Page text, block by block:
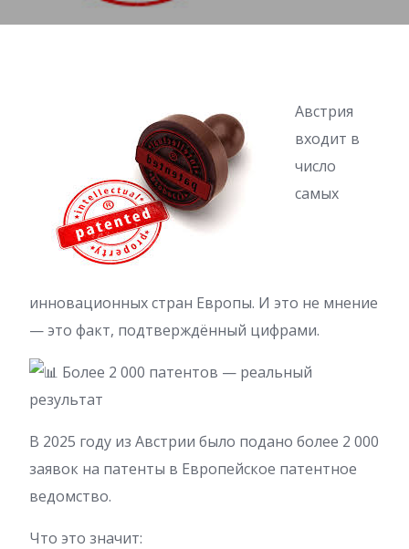
Австрия
входит в
число
самых
инновационных стран Европы. И это не мнение
— это факт, подтверждённый цифрами.
Более 2 000 патентов — реальный
результат
В 2025 году из Австрии было подано более 2 000
заявок на патенты в Европейское патентное
ведомство.
Что это значит: